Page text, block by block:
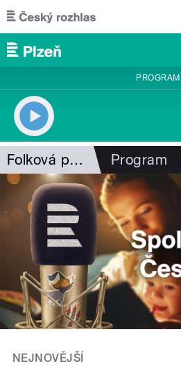
Přejít k hlavnímu obsahu
PROGRAM
Folková pohlazení Program
NEJNOVĚJŠÍ